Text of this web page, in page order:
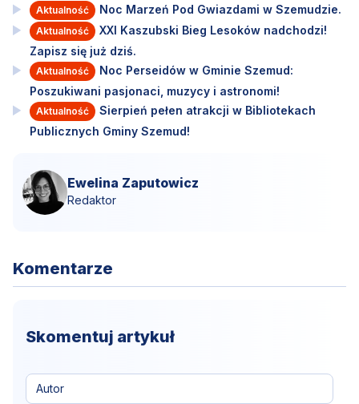
Aktualność Noc Marzeń Pod Gwiazdami w Szemudzie.
Aktualność
XXI Kaszubski Bieg Lesoków nadchodzi!
Zapisz się już dziś.
Aktualność
Noc Perseidów w Gminie Szemud:
Poszukiwani pasjonaci, muzycy i astronomi!
Aktualność
Sierpień pełen atrakcji w Bibliotekach
Publicznych Gminy Szemud!
Ewelina Zaputowicz
Redaktor
Komentarze
Skomentuj artykuł